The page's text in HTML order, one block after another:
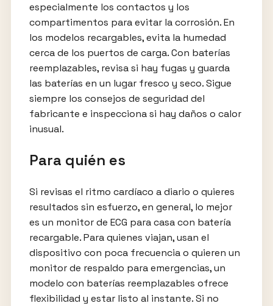
especialmente los contactos y los
compartimentos para evitar la corrosión. En
los modelos recargables, evita la humedad
cerca de los puertos de carga. Con baterías
reemplazables, revisa si hay fugas y guarda
las baterías en un lugar fresco y seco. Sigue
siempre los consejos de seguridad del
fabricante e inspecciona si hay daños o calor
inusual.
Para quién es
Si revisas el ritmo cardíaco a diario o quieres
resultados sin esfuerzo, en general, lo mejor
es un monitor de ECG para casa con batería
recargable. Para quienes viajan, usan el
dispositivo con poca frecuencia o quieren un
monitor de respaldo para emergencias, un
modelo con baterías reemplazables ofrece
flexibilidad y estar listo al instante. Si no